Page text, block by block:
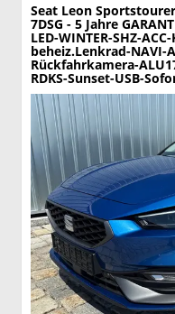
Seat Leon Sportstourer
7DSG - 5 Jahre
LED-WINTER-SHZ-
beheiz.Lenkrad-NAVI-
Rückfahrkamera-
RDKS-Sunset-USB-